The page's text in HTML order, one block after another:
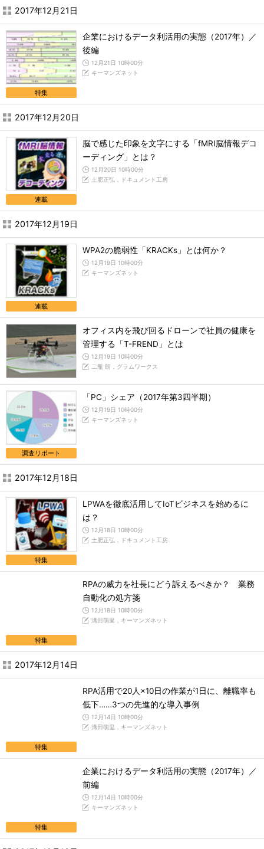
2017年12月21日
特集
企業におけるデータ利活用の実態（2017年）／
後編
12月21日 10時00分
キーマンズネット
2017年12月20日
連載
脳で感じた印象を文字にする「fMRI脳情報デコ
ーディング」とは？
12月20日 10時00分
土肥正弘，ドキュメント工房
2017年12月19日
連載
WPA2の脆弱性「KRACKs」とは何か？
12月19日 10時00分
キーマンズネット
オフィス内を飛び回るドローンで社員の健康を
管理する「T-FREND」とは
12月19日 10時00分
二瓶 朗，グラムワークス
調査リポート
「PC」シェア（2017年第3四半期）
12月19日 10時00分
キーマンズネット
2017年12月18日
特集
LPWAを徹底活用してIoTビジネスを始めるに
は？
12月18日 10時00分
土肥正弘，ドキュメント工房
特集
RPAの威力を社長にどう訴えるべきか？ 業務
自動化の処方箋
12月18日 10時00分
溝田萌里，キーマンズネット
2017年12月14日
特集
RPA活用で20人×10日の作業が1日に、離職率も
低下……3つの先進的な導入事例
12月14日 10時00分
溝田萌里，キーマンズネット
特集
企業におけるデータ利活用の実態（2017年）／
前編
12月14日 10時00分
キーマンズネット